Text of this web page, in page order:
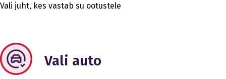
Vali juht, kes vastab su ootustele
Vali auto